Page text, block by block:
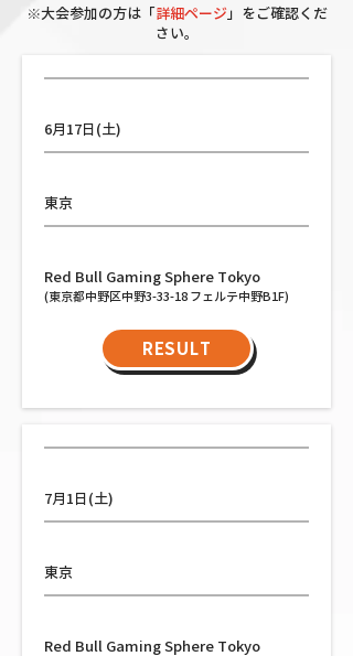
※大会参加の方は「 詳細ページ」をご確認くだ
さい。
6月17日(土)
東京
Red Bull Gaming Sphere Tokyo
(東京都中野区中野3-33-18 フェルテ中野B1F)
RESULT
7月1日(土)
東京
Red Bull Gaming Sphere Tokyo